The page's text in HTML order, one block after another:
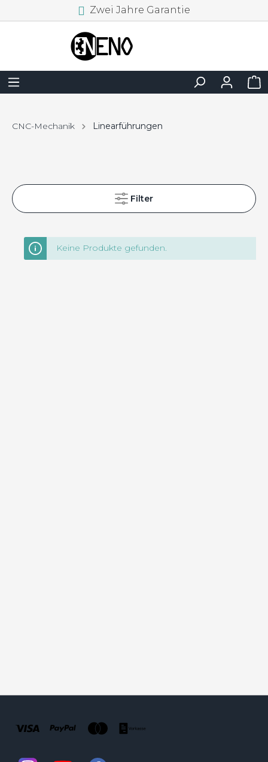
Zwei Jahre Garantie
CNC-Mechanik Linearführungen
Filter
Keine Produkte gefunden.